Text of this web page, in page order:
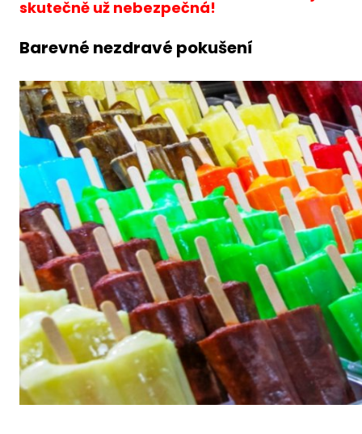
skutečně už nebezpečná!
Barevné nezdravé pokušení